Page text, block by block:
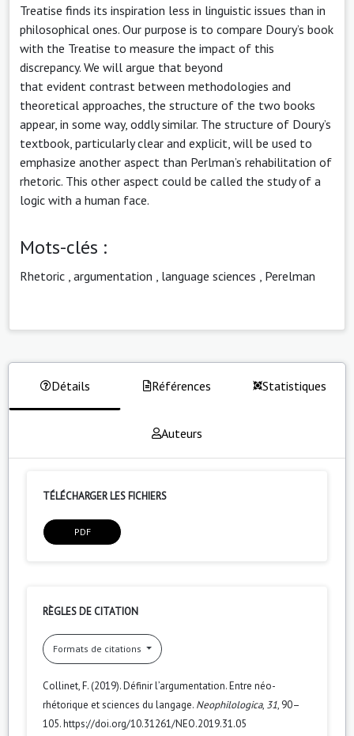
Treatise finds its inspiration less in linguistic issues than in
philosophical ones. Our purpose is to compare Doury’s book
with the Treatise to measure the impact of this
discrepancy. We will argue that beyond
that evident contrast between methodologies and
theoretical approaches, the structure of the two books
appear, in some way, oddly similar. The structure of Doury’s
textbook, particularly clear and explicit, will be used to
emphasize another aspect than Perlman’s rehabilitation of
rhetoric. This other aspect could be called the study of a
logic with a human face.
Mots-clés :
Rhetoric argumentation language sciences Perelman
Détails Références Statistiques
Auteurs
TÉLÉCHARGER LES FICHIERS
PDF
RÈGLES DE CITATION
Formats de citations
Collinet, F. (2019). Définir l’argumentation. Entre néo-
rhétorique et sciences du langage. Neophilologica, 31, 90–
105. https://doi.org/10.31261/NEO.2019.31.05